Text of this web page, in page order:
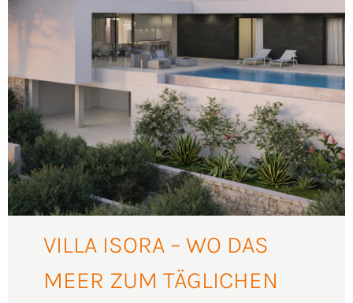
VILLA ISORA – WO DAS
MEER ZUM TÄGLICHEN